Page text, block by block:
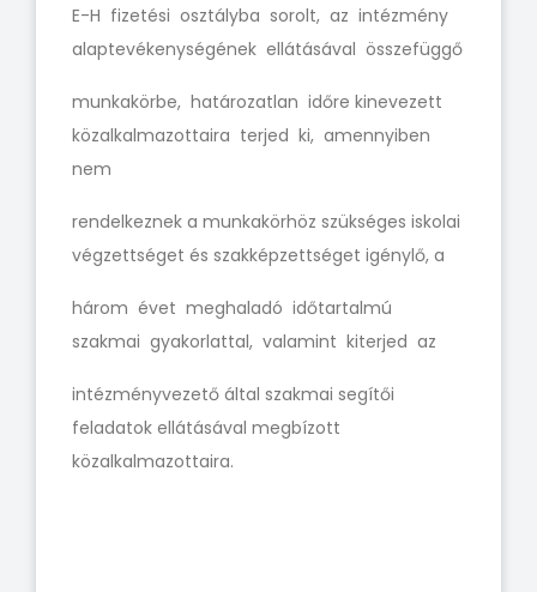
E-H fizetési osztályba sorolt, az intézmény
alaptevékenységének ellátásával összefüggő
munkakörbe, határozatlan időre kinevezett
közalkalmazottaira terjed ki, amennyiben
nem
rendelkeznek a munkakörhöz szükséges iskolai
végzettséget és szakképzettséget igénylő, a
három évet meghaladó időtartalmú
szakmai gyakorlattal, valamint kiterjed az
intézményvezető által szakmai segítői
feladatok ellátásával megbízott
közalkalmazottaira.